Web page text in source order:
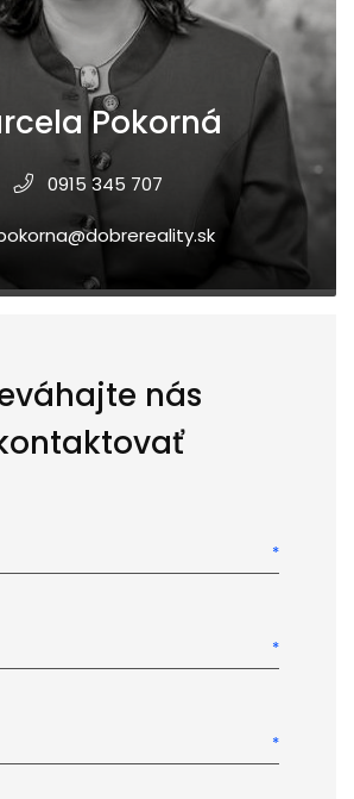
Pokorná
0915 345 707
nás